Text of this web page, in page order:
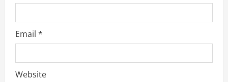
Email *
Website